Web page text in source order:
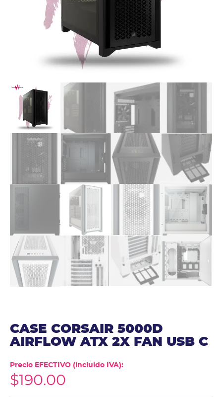
CASE CORSAIR 5000D
AIRFLOW ATX 2X FAN USB C
Precio EFECTIVO (incluido IVA):
$190.00